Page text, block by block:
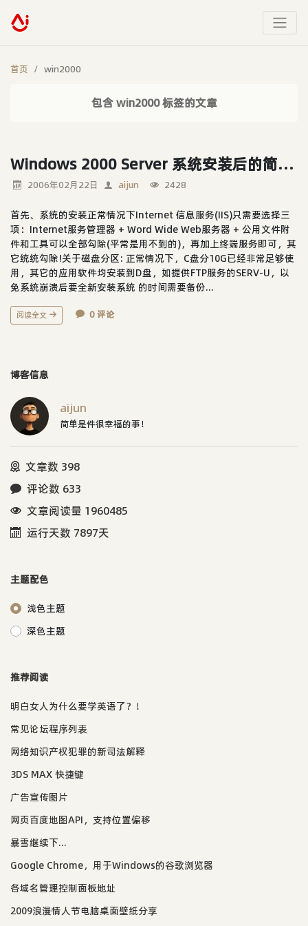
首页 win2000
包含 win2000 标签的文章
Windows 2000 Server 系统安装后的简单安全配置
2006年02月22日 aijun 2428
首先、系统的安装正常情况下Internet 信息服务(IIS)只需要选择三
项：Internet服务管理器 + Word Wide Web服务器 + 公用文件附
件和工具可以全部勾除(平常是用不到的)，再加上终端服务即可，其
它统统勾除!关于磁盘分区: 正常情况下，C盘分10G已经非常足够使
用，其它的应用软件均安装到D盘，如提供FTP服务的SERV-U，以
免系统崩溃后要全新安装系统 的时间需要备份...
阅读全文 0 评论
博客信息
aijun
简单是件很幸福的事！
文章数 398
评论数 633
文章阅读量 1960485
运行天数 7897天
主题配色
浅色主题
深色主题
推荐阅读
明白女人为什么要学英语了？！
常见论坛程序列表
网络知识产权犯罪的新司法解释
3DS MAX 快捷键
广告宣传图片
网页百度地图API，支持位置偏移
暴雪继续下...
Google Chrome，用于Windows的谷歌浏览器
各域名管理控制面板地址
2009浪漫情人节电脑桌面壁纸分享